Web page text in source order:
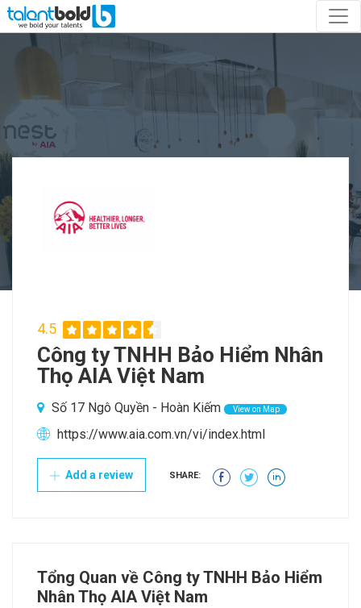
4.5
Công ty TNHH Bảo Hiểm Nhân
Thọ AIA Việt Nam
Số 17 Ngô Quyền - Hoàn Kiếm View on Map
https://www.aia.com.vn/vi/index.html
Add a review SHARE:
Tổng Quan về Công ty TNHH Bảo Hiểm
Nhân Thọ AIA Việt Nam